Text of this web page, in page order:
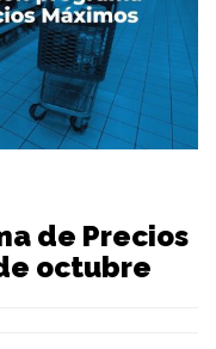
de Precios
octubre